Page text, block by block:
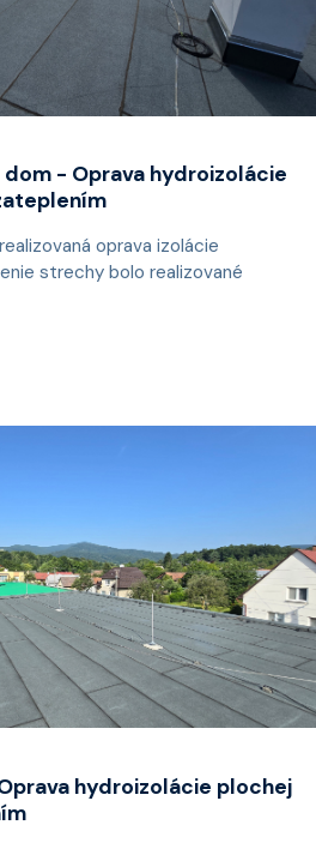
- Oprava hydroizolácie
oprava izolácie
strechy bolo realizované
hydroizolácie plochej